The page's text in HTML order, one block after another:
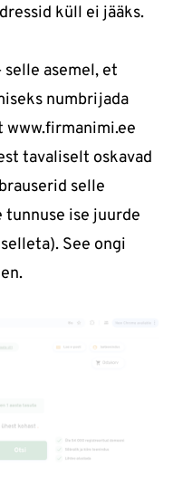
küll ei jääks.
selle asemel, et
numbrijada
www.firmanimi.ee
tavaliselt oskavad
selle
tunnuse ise juurde
See ongi